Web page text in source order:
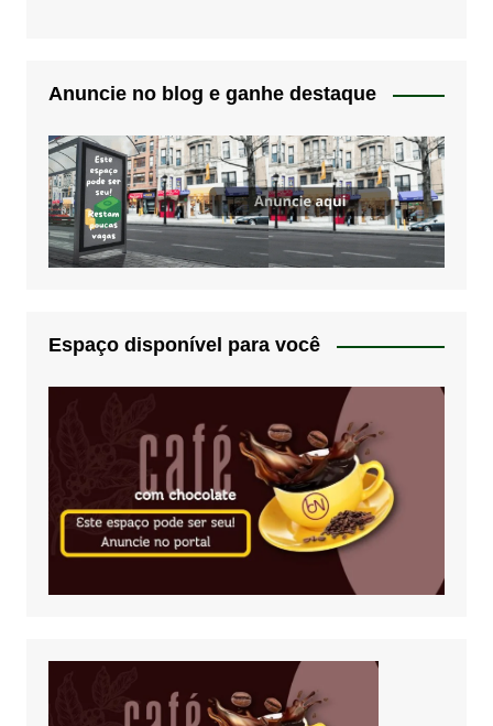
Anuncie no blog e ganhe destaque
Espaço disponível para você